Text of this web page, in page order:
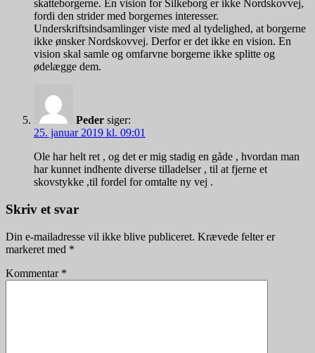
skatteborgerne. En vision for Silkeborg er ikke Nordskovvej,
fordi den strider med borgernes interesser.
Underskriftsindsamlinger viste med al tydelighed, at borgerne
ikke ønsker Nordskovvej. Derfor er det ikke en vision. En
vision skal samle og omfarvne borgerne ikke splitte og
ødelægge dem.
Peder siger:
25. januar 2019 kl. 09:01
Ole har helt ret , og det er mig stadig en gåde , hvordan man
har kunnet indhente diverse tilladelser , til at fjerne et
skovstykke ,til fordel for omtalte ny vej .
Skriv et svar
Din e-mailadresse vil ikke blive publiceret. Krævede felter er
markeret med *
Kommentar *